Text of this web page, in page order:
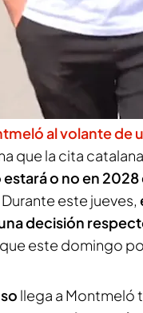
del fin de
teniendo
acaparar todos los
de Aston Martin
al volante de
que la cita
estará o no en
este jueves,
decisión
este domingo
llega a Montmeló